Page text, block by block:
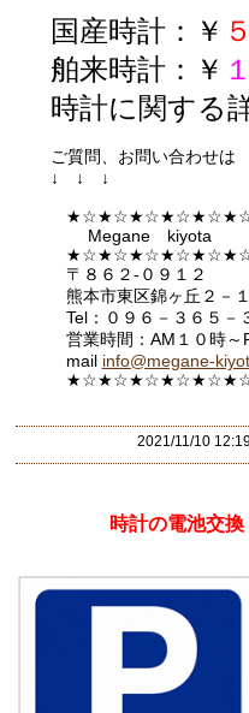
国産時計：￥
舶来時計：￥
時計に関する
ご質問、お問い合わせ
↓ ↓ ↓
Megane kiyota
〒８６２-０９１２
熊本市東区錦ヶ丘２－
Tel：０９６－３６５－
営業時間：AM１０時～
mail info@megane-
2021/11/10
時計の電池交